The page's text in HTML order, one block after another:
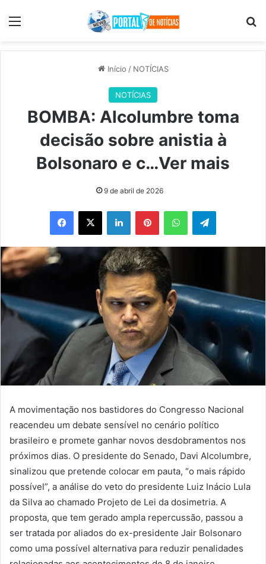
Menu
Início / NOTÍCIAS
NOTÍCIAS
BOMBA: Alcolumbre toma
decisão sobre anistia à
Bolsonaro e c…Ver mais
9 de abril de 2026
Facebook
X LinkedinPinterestWhatsAppTelegram
A movimentação nos bastidores do Congresso Nacional
reacendeu um debate sensível no cenário político
brasileiro e promete ganhar novos desdobramentos nos
próximos dias. O presidente do Senado, Davi Alcolumbre,
sinalizou que pretende colocar em pauta, “o mais rápido
possível”, a análise do veto do presidente Luiz Inácio Lula
da Silva ao chamado Projeto de Lei da dosimetria. A
proposta, que tem gerado ampla repercussão, passou a
ser tratada por aliados do ex-presidente Jair Bolsonaro
como uma possível alternativa para reduzir penalidades